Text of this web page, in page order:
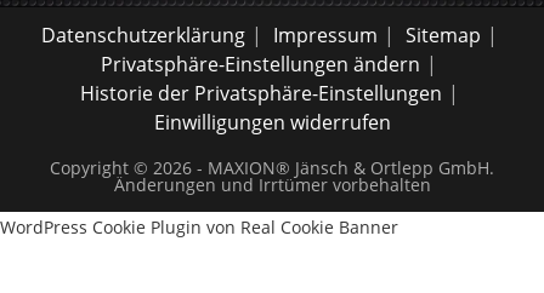
Datenschutzerklärung Impressum
Sitemap
Privatsphäre-Einstellungen ändern
Historie der Privatsphäre-Einstellungen
Einwilligungen widerrufen
Copyright © 2026 - MAXION® Jänsch & Ortlepp GmbH.
Änderungen und Irrtümer vorbehalten
WordPress Cookie Plugin von Real Cookie Banner